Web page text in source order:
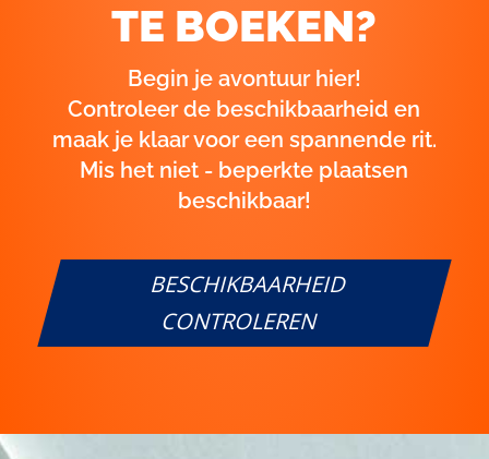
TE BOEKEN?
Begin je avontuur hier!
Controleer de beschikbaarheid en
maak je klaar voor een spannende rit.
Mis het niet - beperkte plaatsen
beschikbaar!
BESCHIKBAARHEID
CONTROLEREN